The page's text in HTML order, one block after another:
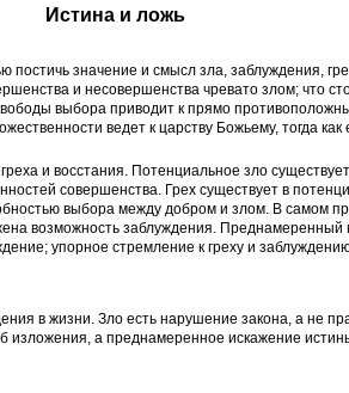
Истина и ложь
постичь значение и смысл зла, заблуждения,
и несовершенства чревато злом; что
выбора приводит к прямо
ведет к царству Божьему, тогда
и восстания. Потенциальное зло
совершенства. Грех существует в
выбора между добром и злом. В самом
возможность заблуждения. Преднамеренный
упорное стремление к греху и
в жизни. Зло есть нарушение закона, а не
изложения, а преднамеренное искажение